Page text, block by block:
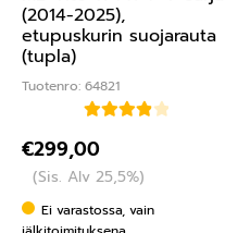
(2014-2025),
etupuskurin suojarauta
(tupla)
Tuotenro: 64821
tuotteesta:
4.00/ 5
€299,00
(Sis. Alv 25,5%)
Ei varastossa, vain